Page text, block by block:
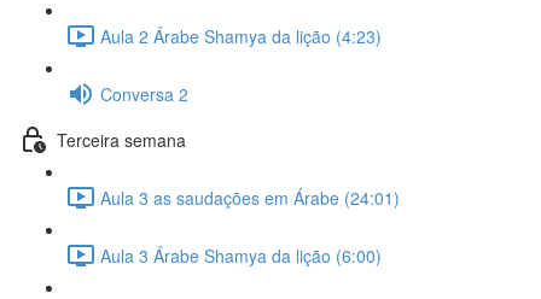
Aula 2 Árabe Shamya da lição (4:23)
Conversa 2
Terceira semana
Aula 3 as saudações em Árabe (24:01)
Aula 3 Árabe Shamya da lição (6:00)